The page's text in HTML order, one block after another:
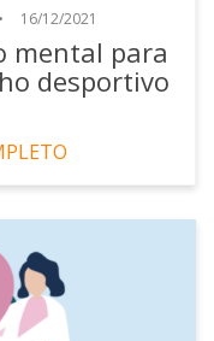
• 16/12/2021
mental para
desportivo